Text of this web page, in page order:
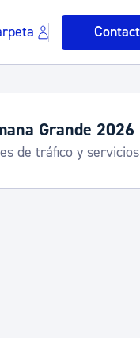
residuos y
Grande 2026
de tráfico y